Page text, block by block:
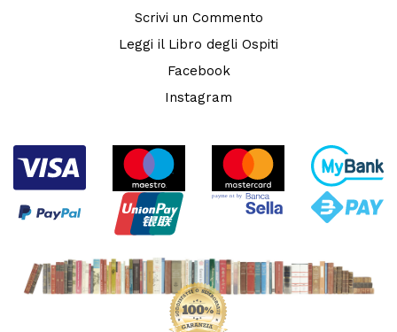
Scrivi un Commento
Leggi il Libro degli Ospiti
Facebook
Instagram